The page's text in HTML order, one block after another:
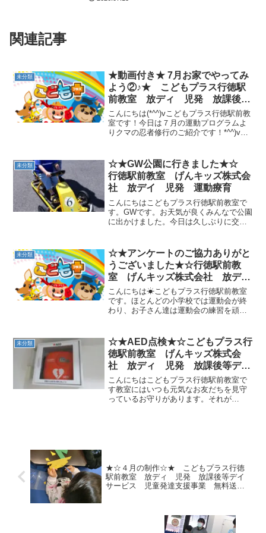
関連記事
未分類
★動画付き★ 7月お家でやってみ
よう②♪★ こどもプラス行徳駅
前教室 放ディ 児発 放課後等
デイサービス 児童発達支援事
業 無料送迎 発達障害 運動
療育 行徳 行徳駅前 南行徳
こんにちは(*^^)vこどもプラス行徳駅前教
室です！今日は７月の運動プログラムよ
りクマの忍者修行のご紹介です！*^^)v初
実践のポイント》・マット（座布団な
ど）を２...
未分類
☆★GW公園に行きました★☆
行徳駅前教室 げんキッズ株式会
社 放デイ 児発 運動療育
こんにちはこどもプラス行徳駅前教室で
す。GWです。お天気が良くみんなで公園
に出かけました。今日は久しぶりに交通
にも乗ることができます。○○くん、電気
自動車何回も乗っちゃ...
未分類
☆★アンケートのご協力ありがと
うございました★☆行徳駅前教
室 げんキッズ株式会社 放デ
イ 児発 運動療育
こんにちは☀こどもプラス行徳駅前教室
です。ほとんどの小学校では運動会が終
わり、お子さん達は運動会の練習を頑張
結果を公開させて頂きました。多くの保
護者様からの貴重なご意...
未分類
☆★AED点検★☆こどもプラス行
徳駅前教室 げんキッズ株式会
社 放ディ 児発 放課後等デイ
サービス 児童発達支援事業 無
料送迎 発達障害 運動療育 行
徳 行徳駅前 南行徳 妙典 市
こんにちはこどもプラス行徳駅前教室で
す教室にはいつも元気なお友だちを見守
っているお守りがあります。それが
★☆４月の制作☆★ こどもプラス行徳
駅前教室 放ディ 児発 放課後等デイ
サービス 児童発達支援事業 無料送